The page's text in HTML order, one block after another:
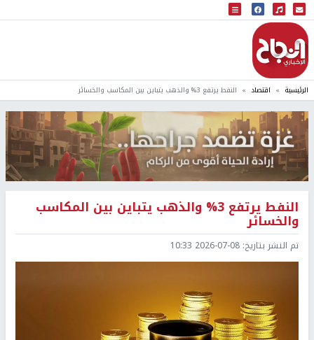
البث المباشر
إذاعة النجاح
الرئيسية اقتصاد النفط يرتفع 3% والذهب يتباين بين المكاسب والخسائر
النفط يرتفع 3% والذهب يتباين بين المكاسب
والخسائر
تم النشر بتاريخ: 2026-07-08 10:33